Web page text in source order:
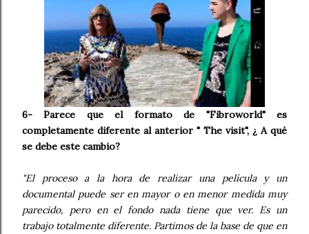
6- Parece que el formato de "Fibroworld" es
completamente diferente al anterior " The visit", ¿ A qué
se debe este cambio?
"El proceso a la hora de realizar una película y un
documental puede ser en mayor o en menor medida muy
parecido, pero en el fondo nada tiene que ver. Es un
trabajo totalmente diferente. Partimos de la base de que en